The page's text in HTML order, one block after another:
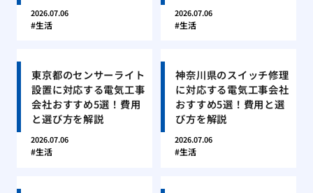
2026.07.06
生活
2026.07.06
生活
東京都のセンサーライト
設置に対応する電気工事
会社おすすめ5選！費用
と選び方を解説
2026.07.06
生活
神奈川県のスイッチ修理
に対応する電気工事会社
おすすめ5選！費用と選
び方を解説
2026.07.06
生活